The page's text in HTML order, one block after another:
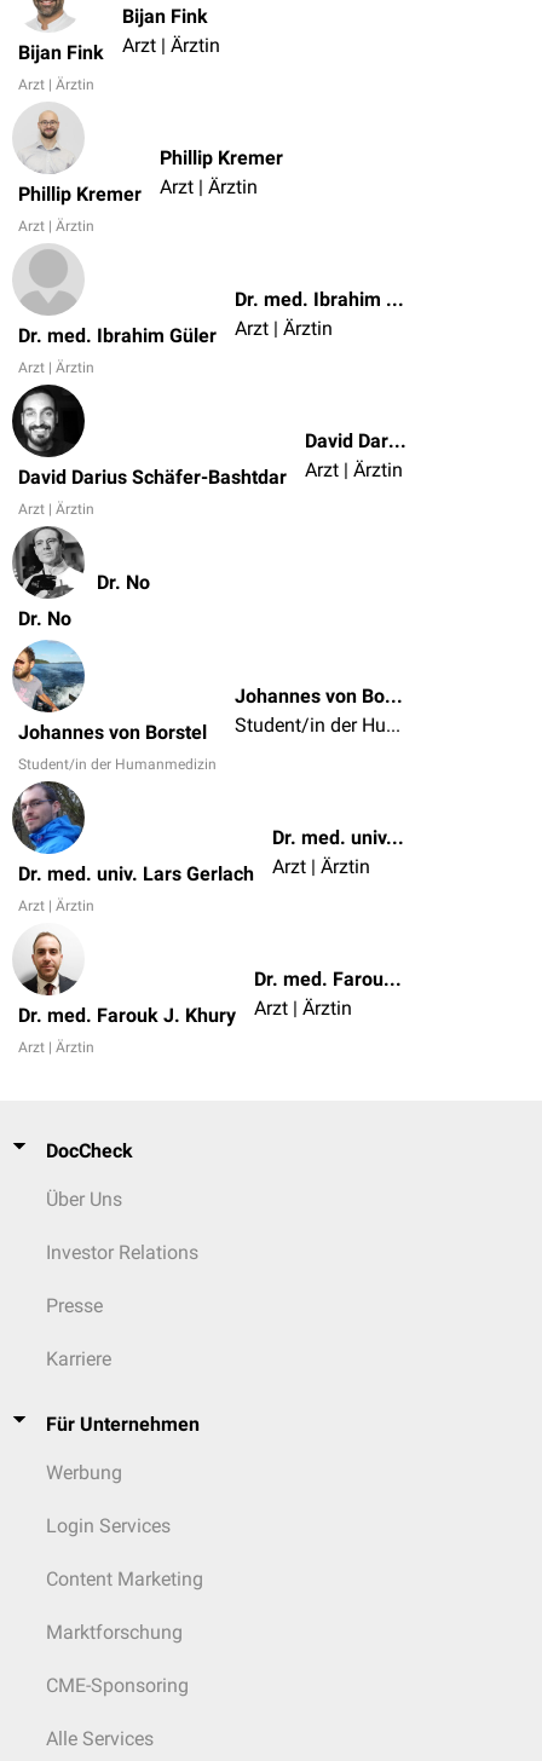
Bijan Fink
Arzt | Ärztin
Bijan Fink
Arzt | Ärztin
Phillip Kremer
Arzt | Ärztin
Phillip Kremer
Arzt | Ärztin
Dr. med. Ibrahim Güler
Arzt | Ärztin
Dr. med. Ibrahim Güler
Arzt | Ärztin
David Darius Schäfer-Bashtdar
Arzt | Ärztin
David Darius Schäfer-Bashtdar
Arzt | Ärztin
Dr. No
Dr. No
Johannes von Borstel
Student/in der Humanmedizin
Johannes von Borstel
Student/in der Humanmedizin
Dr. med. univ. Lars Gerlach
Arzt | Ärztin
Dr. med. univ. Lars Gerlach
Arzt | Ärztin
Dr. med. Farouk J. Khury
Arzt | Ärztin
Dr. med. Farouk J. Khury
Arzt | Ärztin
DocCheck
Über Uns
Investor Relations
Presse
Karriere
Für Unternehmen
Werbung
Login Services
Content Marketing
Marktforschung
CME-Sponsoring
Alle Services